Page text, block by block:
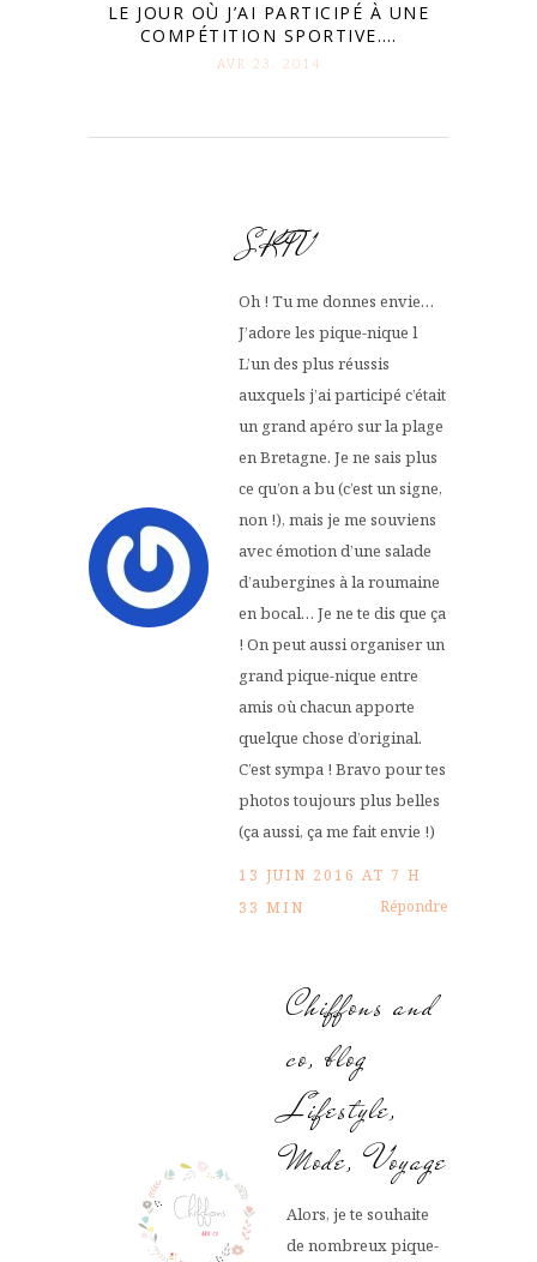
LE JOUR OÙ J’AI PARTICIPÉ À UNE
COMPÉTITION SPORTIVE….
AVR 23. 2014
SKTV
Oh ! Tu me donnes envie…
J’adore les pique-nique l
L’un des plus réussis
auxquels j’ai participé c’était
un grand apéro sur la plage
en Bretagne. Je ne sais plus
ce qu’on a bu (c’est un signe,
non !), mais je me souviens
avec émotion d’une salade
d’aubergines à la roumaine
en bocal… Je ne te dis que ça
! On peut aussi organiser un
grand pique-nique entre
amis où chacun apporte
quelque chose d’original.
C’est sympa ! Bravo pour tes
photos toujours plus belles
(ça aussi, ça me fait envie !)
13 JUIN 2016 AT 7 H
33 MIN
Répondre
Chiffons and
co, blog
Lifestyle,
Mode, Voyage
Alors, je te souhaite
de nombreux pique-